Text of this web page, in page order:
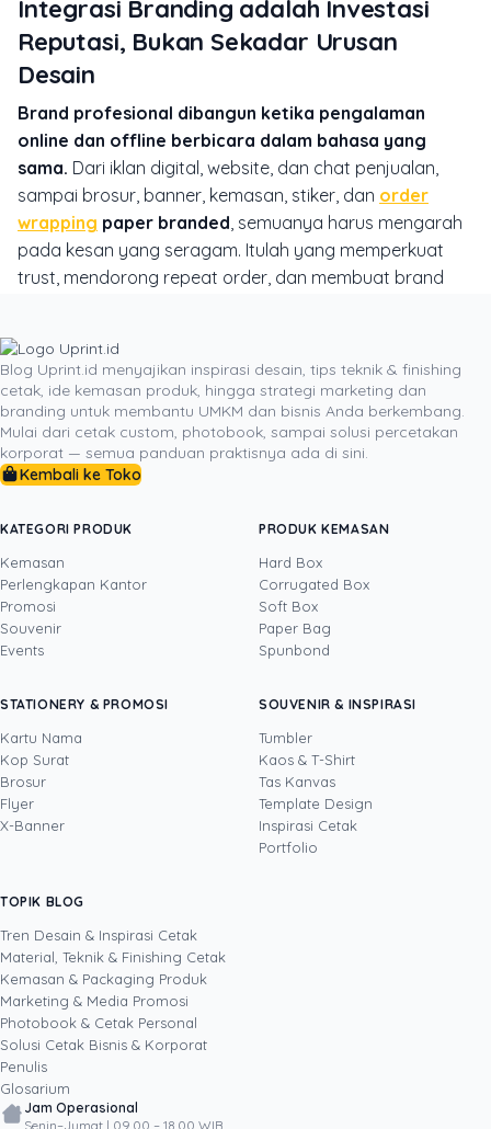
Integrasi Branding adalah Investasi
Reputasi, Bukan Sekadar Urusan
Desain
Brand profesional dibangun ketika pengalaman
online dan offline berbicara dalam bahasa yang
sama. Dari iklan digital, website, dan chat penjualan,
sampai brosur, banner, kemasan, stiker, dan order
wrapping paper branded , semuanya harus mengarah
pada kesan yang seragam. Itulah yang memperkuat
trust, mendorong repeat order, dan membuat brand
Jika Anda ingin menyelaraskan desain digital dengan
kebutuhan cetak seperti brosur, kartu nama, kemasan,
stiker, katalog, banner promosi, atau wrapping paper
branded, langkah terbaik adalah memulai dari
konsultasi spesifikasi. Dengan pemilihan bahan, ukuran,
finishing, dan format file yang tepat, identitas brand
setiap pengalaman yang diterima pelanggan.
DITULIS OLEH
· Project Manager
pengalaman lebih dari 8 tahun di bidang
project management. Sebagai Project Manager
Uprint.id, ia mengelola proyek pemasaran lintas
fungsi dari tahap perencanaan hingga
penyelesaian, termasuk kampanye yang
memadukan kanal digital dengan material
cetak seperti brosur, banner, kartu nama, dan
mengeksekusi proyek cetak, sehingga setiap
strategi yang ia bagikan teruji di lapangan dan
selaras dengan tujuan bisnis.
Lihat semua penulis
Popular
Blog Uprint.id menyajikan inspirasi desain, tips teknik & finishing
cetak, ide kemasan produk, hingga strategi marketing dan
branding untuk membantu UMKM dan bisnis Anda berkembang.
Mulai dari cetak custom, photobook, sampai solusi percetakan
korporat — semua panduan praktisnya ada di sini.
Kembali ke Toko
KATEGORI PRODUK
Kemasan
Perlengkapan Kantor
Promosi
Souvenir
Events
PRODUK KEMASAN
Hard Box
Corrugated Box
Soft Box
Paper Bag
Spunbond
STATIONERY & PROMOSI
Kartu Nama
Kop Surat
Brosur
Flyer
X-Banner
SOUVENIR & INSPIRASI
Tumbler
Kaos & T-Shirt
Tas Kanvas
Template Design
Inspirasi Cetak
Portfolio
TOPIK BLOG
Tren Desain & Inspirasi Cetak
Material, Teknik & Finishing Cetak
Kemasan & Packaging Produk
Marketing & Media Promosi
Photobook & Cetak Personal
Solusi Cetak Bisnis & Korporat
Penulis
Glosarium
Jam Operasional
Senin–Jumat | 09.00 – 18.00 WIB